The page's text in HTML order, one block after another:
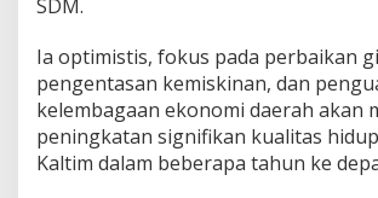
SDM.
Ia optimistis, fokus pada perbaikan
pengentasan kemiskinan, dan
kelembagaan ekonomi daerah akan
peningkatan signifikan kualitas
Kaltim dalam beberapa tahun ke